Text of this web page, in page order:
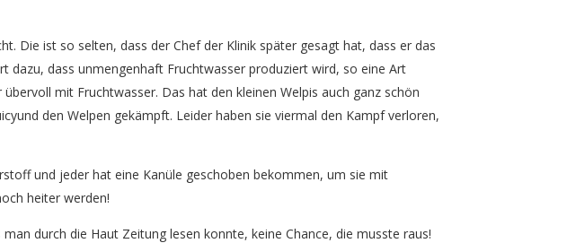
Die ist so selten, dass der Chef der Klinik später gesagt hat, dass er das
dazu, dass unmengenhaft Fruchtwasser produziert wird, so eine Art
mit Fruchtwasser. Das hat den kleinen Welpis auch ganz schön
den Welpen gekämpft. Leider haben sie viermal den Kampf verloren,
und jeder hat eine Kanüle geschoben bekommen, um sie mit
heiter werden!
durch die Haut Zeitung lesen konnte, keine Chance, die musste raus!